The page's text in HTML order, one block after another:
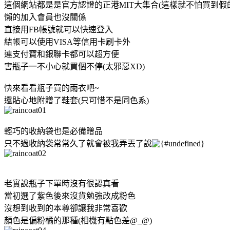
這個網站都是是官方認證的正港MIT大集合(這樣就不怕買到假
懶的加入會員也沒關係
直接用FB帳號就可以快速登入
結帳可以使用VISA等信用卡刷卡外
連支付寶和銀聯卡都可以超方便
害瓶子一不小心就買個不停(太邪惡XD)
快來看看瓶子買的雨衣吧~
還貼心地附贈了鞋套(只可惜不是同色系)
輕巧的收納袋也是必備贈品
只不過收納袋常常久了就會被我弄丟了說
老實說瓶子下單時沒有很認真看
當初選了紫色後來沒貨勉強改成粉色
沒想到收到的本尊卻讓我非常喜歡
顏色是偏粉橘的那種(相機有點色差@_@)